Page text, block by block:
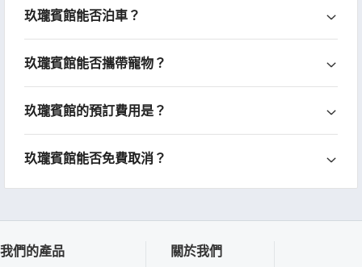
玖瓏賓館能否泊車？
玖瓏賓館能否攜帶寵物？
玖瓏賓館的預訂費用是？
玖瓏賓館能否免費取消？
我們的產品 關於我們